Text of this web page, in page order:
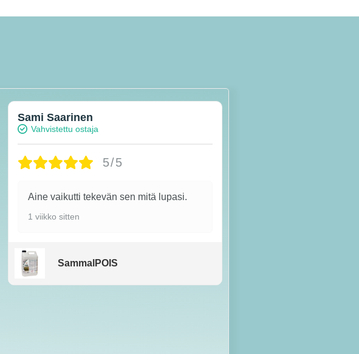
Sami Saarinen
Vahvistettu ostaja
5/5
Aine vaikutti tekevän sen mitä lupasi.
1 viikko sitten
SammalPOIS